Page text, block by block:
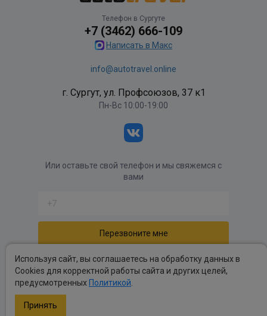
Телефон в Сургуте
+7 (3462) 666-109
Написать в Макс
info@autotravel.online
г. Сургут, ул. Профсоюзов, 37 к1
Пн-Вс 10:00-19:00
Или оставьте свой телефон и мы свяжемся с
вами
Отправляя форму вы соглашаетесь сполитикой
обработки персональных данных.
Используя сайт, вы соглашаетесь на обработку данных в
Cookies для корректной работы сайта и других целей,
предусмотренных Политикой
Принять